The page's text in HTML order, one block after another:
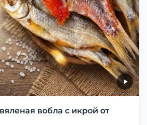
вобла с икрой от